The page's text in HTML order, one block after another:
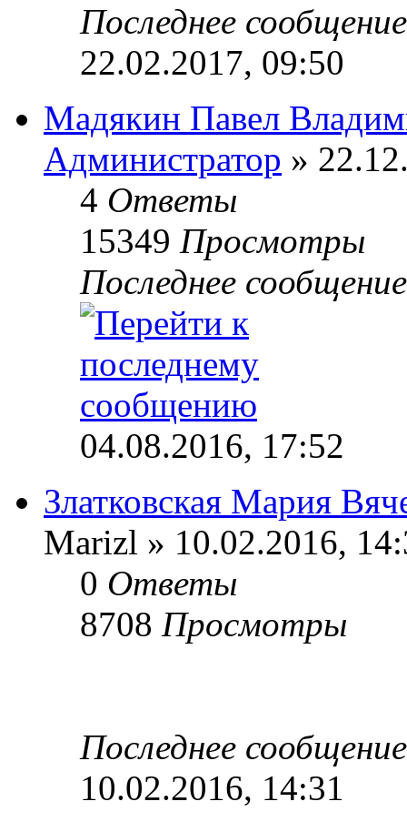
Последнее
22.02.2017, 09:50
Мадякин Павел
Администратор »
4 Ответы
15349 Просмотры
Последнее
04.08.2016, 17:52
Златковская Мария
Marizl » 10.02.2016,
0 Ответы
8708 Просмотры
Последнее
10.02.2016, 14:31